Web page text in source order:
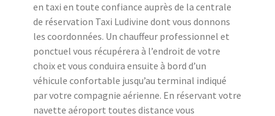
en taxi en toute confiance auprès de la centrale
de réservation Taxi Ludivine dont vous donnons
les coordonnées. Un chauffeur professionnel et
ponctuel vous récupérera à l’endroit de votre
choix et vous conduira ensuite à bord d’un
véhicule confortable jusqu’au terminal indiqué
par votre compagnie aérienne. En réservant votre
navette aéroport toutes distance vous